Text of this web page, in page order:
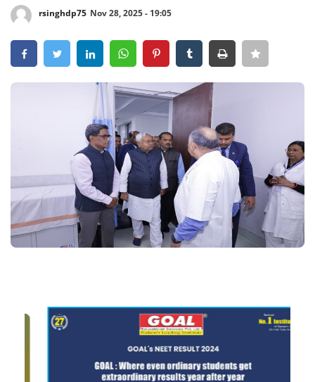
Crime
Entertainment
Business
Career
Tech
Language
rsinghdp75 Nov 28, 2025 - 19:05